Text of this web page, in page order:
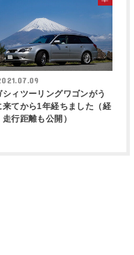
シィツーリングワゴンがう
来てから1年経ちました（経
走行距離も公開）